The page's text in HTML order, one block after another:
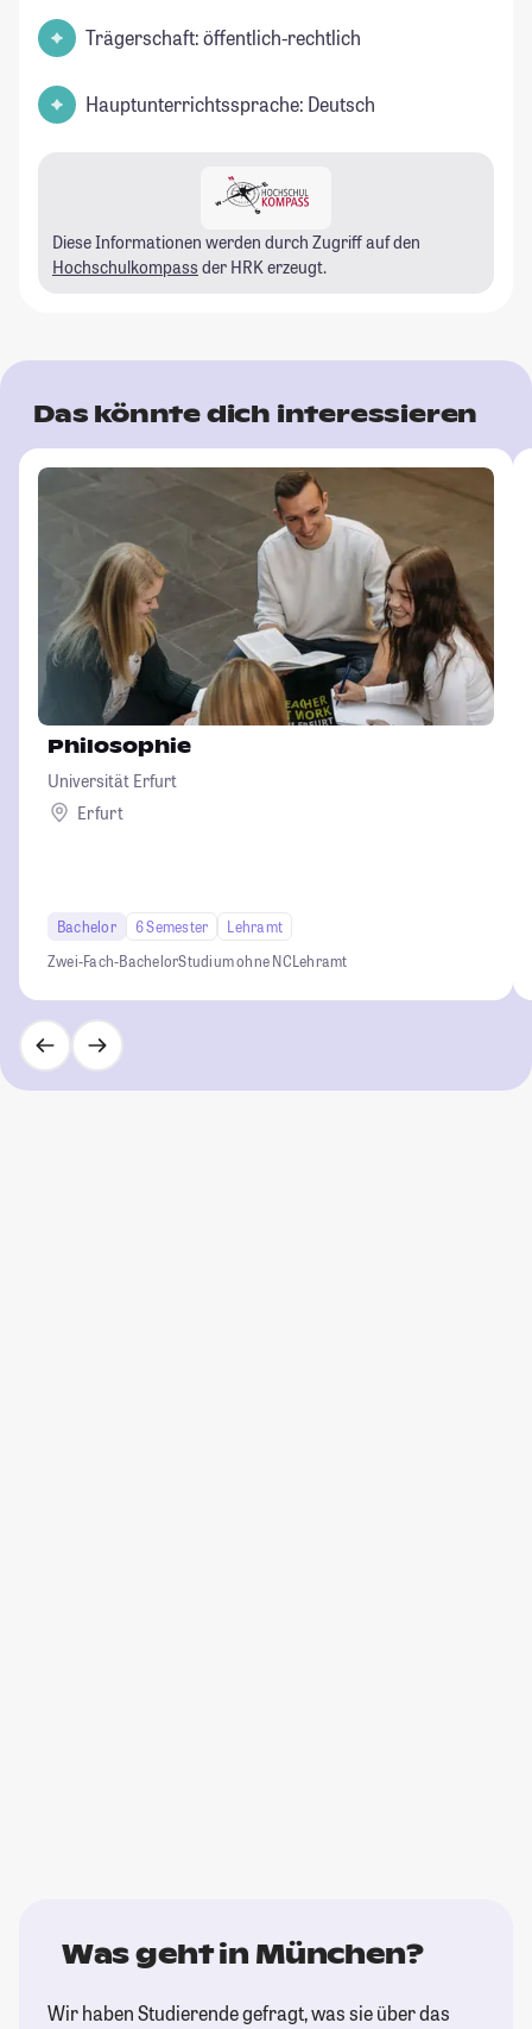
Trägerschaft: öffentlich-rechtlich
Hauptunterrichtssprache: Deutsch
Diese Informationen werden durch Zugriff auf den
Hochschulkompass der HRK erzeugt.
Das könnte dich interessieren
Philosophie
Universität Erfurt
Erfurt
Bachelor 6 Semester
Lehramt
Zwei-Fach-BachelorStudium ohne NCLehramt
Was geht in München?
Wir haben Studierende gefragt, was sie über das